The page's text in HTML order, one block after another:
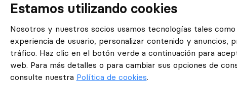
basado en0
y Google
i
Estamos utilizando cookies
Nosotros y nuestros socios usamos tecnologías tales
experiencia de usuario, personalizar contenido y anuncios,
tráfico. Haz clic en el botón verde a continuación para
web. Para más detalles o para cambiar sus opciones de
consulte nuestra Política de cookies.